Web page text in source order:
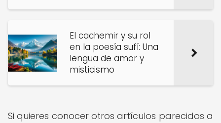
El cachemir y su rol
en la poesía sufí: Una
lengua de amor y
misticismo
Si quieres conocer otros artículos parecidos a